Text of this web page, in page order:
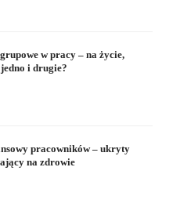
w pracy – na życie,
i drugie?
pracowników – ukryty
na zdrowie